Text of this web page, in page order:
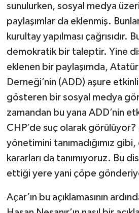
sunulurken, sosyal medya
paylaşımlar da eklenmiş.
kurultay yapılması çağrısıdır.
demokratik bir taleptir. Yine
eklenen bir paylaşımda,
Derneği’nin (ADD) aşure
gösteren bir sosyal medya
zamandan bu yana ADD’nin
CHP’de suç olarak görülüyor?
yönetimini tanımadığımız gibi,
kararları da tanımıyoruz. Bu
ettiği yere yani çöpe
Açar’ın bu açıklamasının